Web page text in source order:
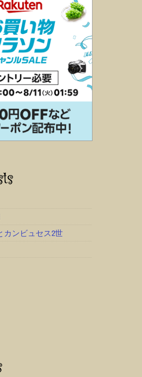
カンビュセス2世